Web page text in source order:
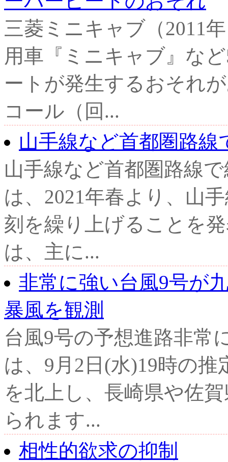
三菱ミニキャブ（2011
用車『ミニキャブ』な
ートが発生するおそれ
コール（回...
山手線など首都圏路線
山手線など首都圏路線
は、2021年春より、山
刻を繰り上げることを
は、主に...
非常に強い台風9号が
暴風を観測
台風9号の予想進路非常
は、9月2日(水)19時の
を北上し、長崎県や佐
られます...
相性的欲求の抑制